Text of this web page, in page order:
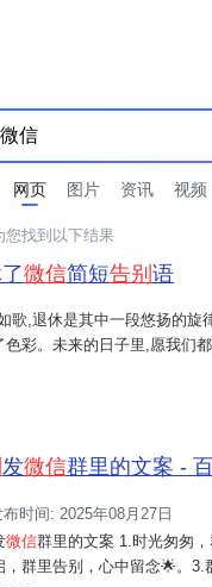
网页 图片 资讯 视频
限 所有网页和文件 站点
您找到以下结果
微信简短告别 语
歌,退休是其中一段悠扬的旋
色彩。未来的日子里,愿我们
事、朋友分享,表达退休之际的
发微信群里的文案 -
时间: 2025年08月27日
微信群里的文案 1.时光匆匆
，群里告别，心中留念🌟。3.